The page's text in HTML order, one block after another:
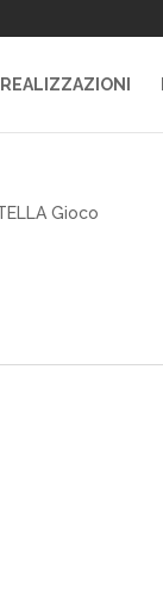
REALIZZAZIONI
Gioco